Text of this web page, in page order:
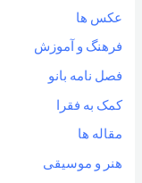
عکس ها
فرهنگ و آموزش
فصل نامه بانو
کمک به فقرا
مقاله ها
هنر و موسیقی